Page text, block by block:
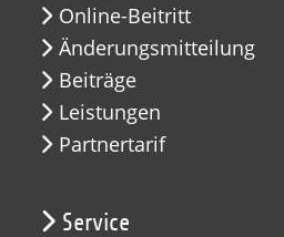
Online-Beitritt
Änderungsmitteilung
Beiträge
Leistungen
Partnertarif
Service